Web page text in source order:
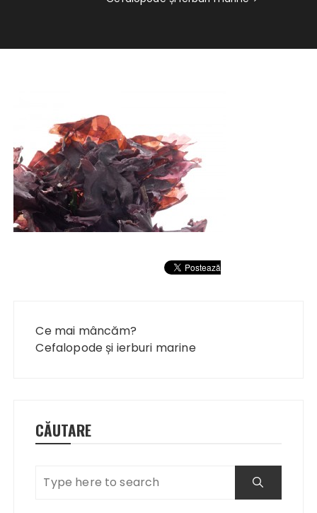
articole
Ce mai mâncăm?
Cefalopode și ierburi marine
CĂUTARE